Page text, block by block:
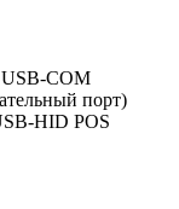
COM
порт)
HID POS